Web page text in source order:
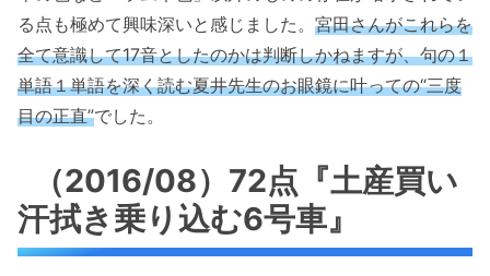
る点も極めて興味深いと感じました。 宮田さんがこれらを
全て意識して17音としたのかは判断しかねますが、句の１
単語１単語を深く読む夏井先生のお眼鏡に叶っての“三度
目の正直”でした。
（2016/08）72点『土産買い
汗拭き乗り込む6号車』